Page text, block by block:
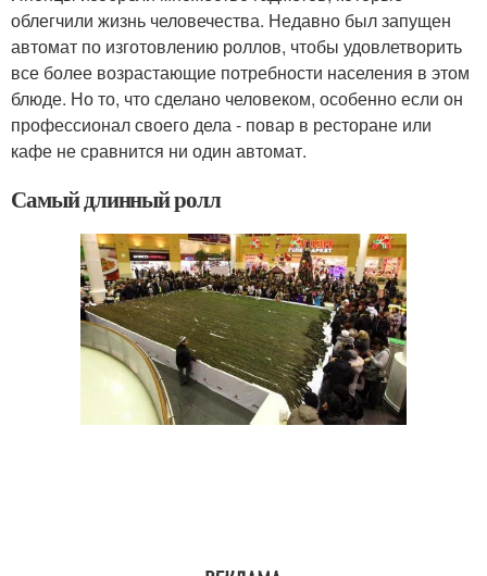
облегчили жизнь человечества. Недавно был запущен
автомат по изготовлению роллов, чтобы удовлетворить
все более возрастающие потребности населения в этом
блюде. Но то, что сделано человеком, особенно если он
профессионал своего дела - повар в ресторане или
кафе не сравнится ни один автомат.
Самый длинный ролл